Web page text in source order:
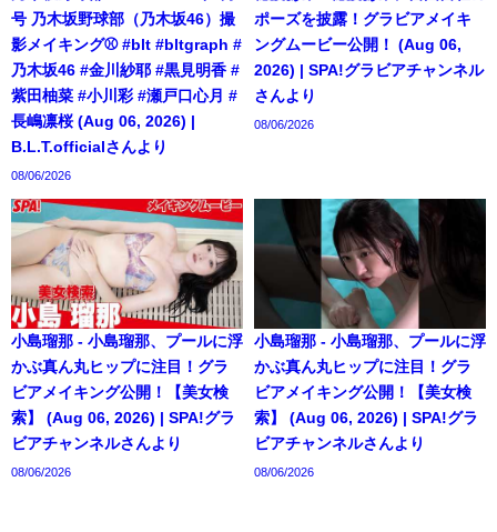
号 乃木坂野球部（乃木坂46）撮
影メイキング⚾️ #blt #bltgraph #
乃木坂46 #金川紗耶 #黒見明香 #
紫田柚菜 #小川彩 #瀬戸口心月 #
長嶋凛桜 (Aug 06, 2026) |
B.L.T.officialさんより
08/06/2026
ポーズを披露！グラビアメイキ
ングムービー公開！ (Aug 06,
2026) | SPA!グラビアチャンネル
さんより
08/06/2026
小島瑠那 - 小島瑠那、プールに浮
かぶ真ん丸ヒップに注目！グラ
ビアメイキング公開！【美女検
索】 (Aug 06, 2026) | SPA!グラ
ビアチャンネルさんより
08/06/2026
小島瑠那 - 小島瑠那、プールに浮
かぶ真ん丸ヒップに注目！グラ
ビアメイキング公開！【美女検
索】 (Aug 06, 2026) | SPA!グラ
ビアチャンネルさんより
08/06/2026